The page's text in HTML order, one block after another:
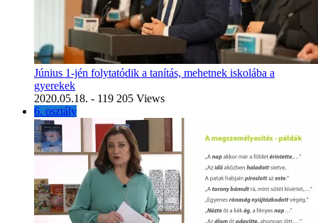
Június 1-jén folytatódik a tanítás, mehetnek iskolába a
gyerekek
2020.05.18. - 119 205 Views
6. osztály